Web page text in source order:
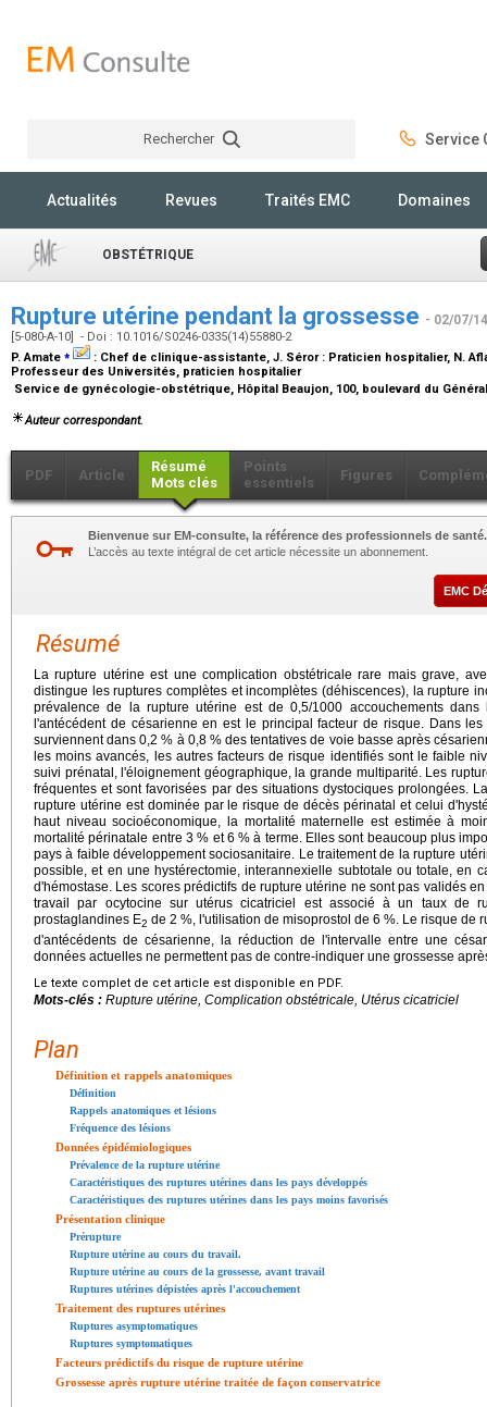
Rechercher Service
Actualités Revues Traités EMC Domaines
OBSTÉTRIQUE
Rupture utérine pendant la grossesse - 02/07/14
[5-080-A-10] - Doi : 10.1016/S0246-0335(14)55880-2
P. Amate ⁎ : Chef de clinique-assistante, J. Séror : Praticien hospitalier, N.
Professeur des Universités, praticien hospitalier
Service de gynécologie-obstétrique, Hôpital Beaujon, 100, boulevard du
Auteur correspondant.
PDF Article
Résumé
Mots clés
Points
essentiels
Figures
Bienvenue sur EM-consulte, la référence des professionnels de santé.
L’accès au texte intégral de cet article nécessite un abonnement.
EMC
Résumé
La rupture utérine est une complication obstétricale rare mais grave,
distingue les ruptures complètes et incomplètes (déhiscences), la rupture
prévalence de la rupture utérine est de 0,5/1000 accouchements
l'antécédent de césarienne en est le principal facteur de risque. Dans
surviennent dans 0,2 % à 0,8 % des tentatives de voie basse après
les moins avancés, les autres facteurs de risque identifiés sont le faible
suivi prénatal, l'éloignement géographique, la grande multiparité. Les
fréquentes et sont favorisées par des situations dystociques prolongées.
rupture utérine est dominée par le risque de décès périnatal et celui
haut niveau socioéconomique, la mortalité maternelle est estimée à
mortalité périnatale entre 3 % et 6 % à terme. Elles sont beaucoup plus
pays à faible développement sociosanitaire. Le traitement de la rupture
possible, et en une hystérectomie, interannexielle subtotale ou totale, en
d'hémostase. Les scores prédictifs de rupture utérine ne sont pas validés
travail par ocytocine sur utérus cicatriciel est associé à un taux de
prostaglandines E2 de 2 %, l'utilisation de misoprostol de 6 %. Le risque de
d'antécédents de césarienne, la réduction de l'intervalle entre une
données actuelles ne permettent pas de contre-indiquer une grossesse
Le texte complet de cet article est disponible en PDF.
Mots-clés : Rupture utérine, Complication obstétricale, Utérus cicatriciel
Plan
Définition et rappels anatomiques
Définition
Rappels anatomiques et lésions
Fréquence des lésions
Données épidémiologiques
Prévalence de la rupture utérine
Caractéristiques des ruptures utérines dans les pays développés
Caractéristiques des ruptures utérines dans les pays moins favorisés
Présentation clinique
Prérupture
Rupture utérine au cours du travail.
Rupture utérine au cours de la grossesse, avant travail
Ruptures utérines dépistées après l'accouchement
Traitement des ruptures utérines
Ruptures asymptomatiques
Ruptures symptomatiques
Facteurs prédictifs du risque de rupture utérine
Grossesse après rupture utérine traitée de façon conservatrice